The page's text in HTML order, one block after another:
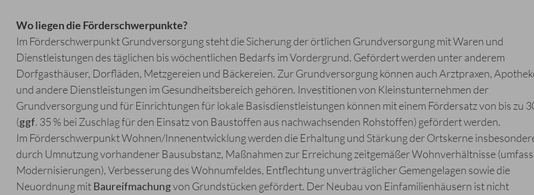
Wo liegen die Förderschwerpunkte?
Im Förderschwerpunkt Grundversorgung steht die Sicherung der örtlichen Grundversorgung mit Waren und
Dienstleistungen des täglichen bis wöchentlichen Bedarfs im Vordergrund. Gefördert werden unter anderem
Dorfgasthäuser, Dorfläden, Metzgereien und Bäckereien. Zur Grundversorgung können auch Arztpraxen,
und andere Dienstleistungen im Gesundheitsbereich gehören. Investitionen von Kleinstunternehmen der
Grundversorgung und für Einrichtungen für lokale Basisdienstleistungen können mit einem Fördersatz von bis zu
(ggf. 35 % bei Zuschlag für den Einsatz von Baustoffen aus nachwachsenden Rohstoffen) gefördert werden.
Im Förderschwerpunkt Wohnen/Innenentwicklung werden die Erhaltung und Stärkung der Ortskerne
durch Umnutzung vorhandener Bausubstanz, Maßnahmen zur Erreichung zeitgemäßer Wohnverhältnisse
Modernisierungen), Verbesserung des Wohnumfeldes, Entflechtung unverträglicher Gemengelagen sowie die
Neuordnung mit Baureifmachungvon Grundstücken gefördert. Der Neubau von Einfamilienhäusern ist nicht